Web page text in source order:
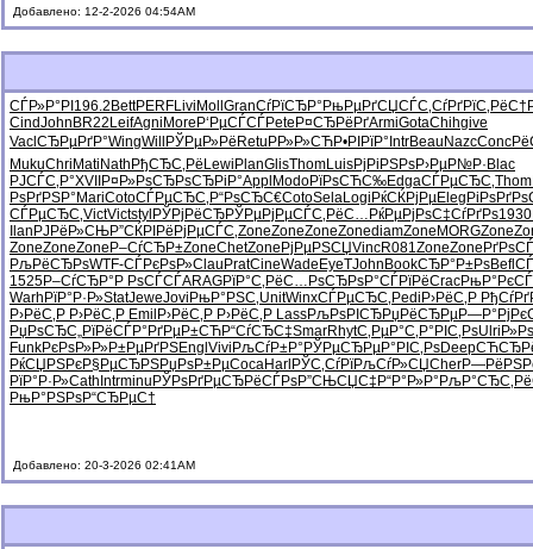
Добавлено: 12-2-2026 04:54AM
СЃР»Р°РІ 196.2 BettPERFLivi Moll GranСѓРїСЂР° РњРµРґСЏСЃС‚СѓРґРїС‚РёС†
CindJohn BR22 LeifAgni More Р‘РµСЃСЃPete Р¤СЂРёРґArmiGotaChihgive
Vacl СЂРµРґР°WingWill РЎРµР»Рё Retu РР»Р»СЋР•РІРїР° IntrBeau NazcConc
MukuChri Mati Nath РђСЂС‚Рё Lewi PlanGlisThomLuisРјРіРЅРѕР›РµР№Р· Blac
РЈСЃС‚Р°XVII Р¤Р»РѕСЂРѕСЂРіР°Appl ModoРїРѕСЋС‰EdgaСЃРµСЂС‚Thom
РѕРґРЅР° MariCotoСЃРµСЂС‚ Р“РѕСЂС€CotoSelaLogi РќСЌРјРµEleg РіРѕРґРѕ
СЃРµСЂС‚VictVictstyl РЎРјРёСЂРЎРµРјРµСЃС‚РёС… РќРµРјРѕС‡СѓРґРѕ1930
Ilan РЈРёР»СЊР”СЌРІРё РјРµСЃС‚ZoneZoneZoneZonediamZone MORGZone
ZoneZoneZone Р–СѓСЂР±ZoneChetZone РјРµРЅСЏVincR081ZoneZone
РљРёСЂРѕWTF-СЃРєРѕР»Clau PratCineWade EyeTJohn BookСЂР°Р±РѕBefl
1525Р–СѓСЂР° Р РѕСЃСЃARAGРїР°С‚РёС…РѕСЂРѕР°СЃРїРёCracРњР°РєСЃ
Warh РїР°Р·Р»StatJeweJovi РњР°РЅС‚UnitWinxСЃРµСЂС‚ Pedi Р›РёС‚Р
Р›РёС‚Р Р›РёС‚Р Emil Р›РёС‚Р Р›РёС‚Р LassРљРѕРІСЂРџРёСЂРµР—Р°РјРє
РџРѕСЂС„РїРёСЃР° РґРµР±СЋР“СѓСЂС‡SmarRhytС‚РµР°С‚ Р°РІС‚РѕUlri
FunkРєРѕР»Р»Р±РµРґРЅEngl Vivi РљСѓР±Р° РЎРµСЂРµР°РІС‚РѕDeep
РќСЏРЅРєР§РµСЂРЅРџРѕР±РµCocaHarl РЎС‚СѓРїРљСѓР»СЏCher
РїР°Р·Р»Cath Intrminu РЎРѕРґРµСЂРёСЃРѕР”СЊСЏС‡ Р“Р°Р»Р° РљР°СЂС‚
РњР°РЅРѕР“СЂРµС†
Добавлено: 20-3-2026 02:41AM